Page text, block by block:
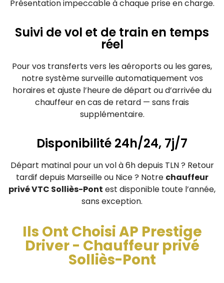
Présentation impeccable à chaque prise en charge.
Suivi de vol et de train en temps
réel
Pour vos transferts vers les aéroports ou les gares,
notre système surveille automatiquement vos
horaires et ajuste l’heure de départ ou d’arrivée du
chauffeur en cas de retard — sans frais
supplémentaire.
Disponibilité 24h/24, 7j/7
Départ matinal pour un vol à 6h depuis TLN ? Retour
tardif depuis Marseille ou Nice ? Notre chauffeur
privé VTC Solliès-Pont est disponible toute l’année,
sans exception.
Ils Ont Choisi AP Prestige
Driver - Chauffeur privé
Solliès-Pont